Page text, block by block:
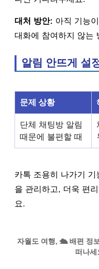
대처 방안: 아직 기능
대화에 참여하지 않는
알림 안뜨게 설
문제 상황
단체 채팅방 알림
때문에 불편할 때
카톡 조용히 나가기
을 관리하고, 더욱 편
요.
자월도 여행, 🛳️ 배편 정
떠나